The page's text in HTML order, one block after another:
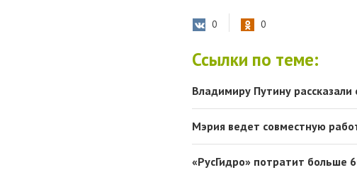
0 0
Ссылки по теме:
Владимиру Путину
Мэрия ведет совместную
«РусГидро» потратит больше